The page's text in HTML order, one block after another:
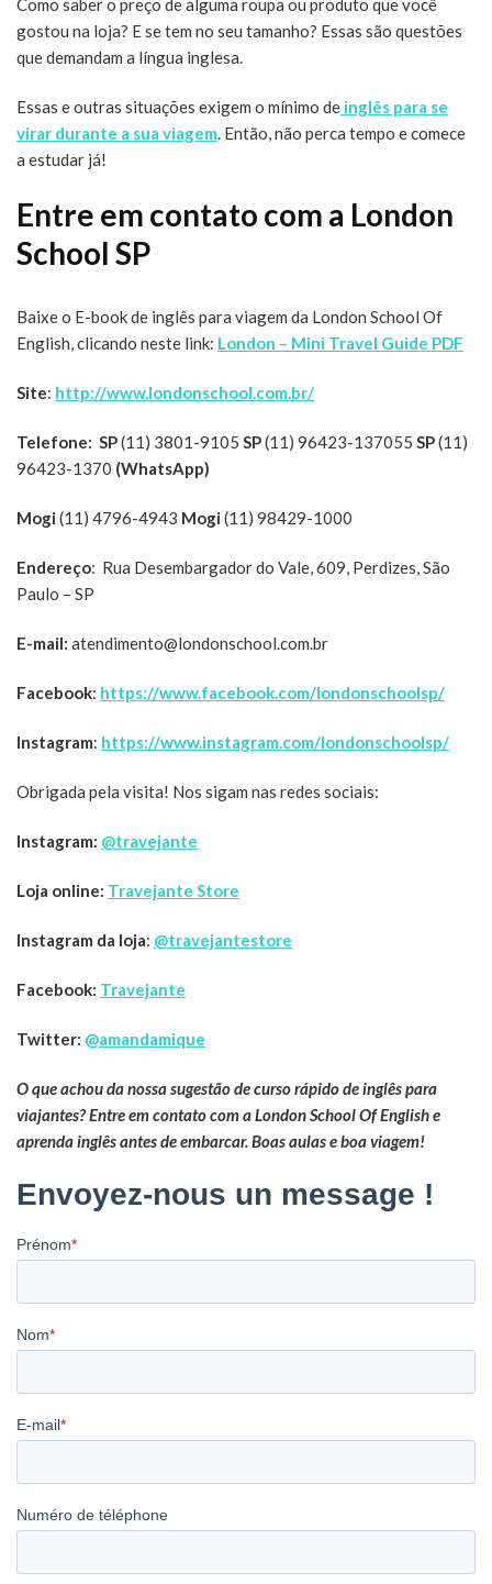
Como saber o preço de alguma roupa ou produto que você
gostou na loja? E se tem no seu tamanho? Essas são questões
que demandam a língua inglesa.
Essas e outras situações exigem o mínimo de inglês para se
virar durante a sua viagem. Então, não perca tempo e comece
a estudar já!
Entre em contato com a London
School SP
Baixe o E-book de inglês para viagem da London School Of
English, clicando neste link: London – Mini Travel Guide PDF
Site: http://www.londonschool.com.br/
Telefone: SP(11) 3801-9105 SP(11) 96423-137055 SP(11)
96423-1370 (WhatsApp)
Mogi (11) 4796-4943 Mogi (11) 98429-1000
Endereço: Rua Desembargador do Vale, 609, Perdizes, São
Paulo – SP
E-mail: atendimento@londonschool.com.br
Facebook: https://www.facebook.com/londonschoolsp/
Instagram: https://www.instagram.com/londonschoolsp/
Obrigada pela visita! Nos sigam nas redes sociais:
Instagram: @travejante
Loja online: Travejante Store
Instagram da loja: @travejantestore
Facebook: Travejante
Twitter: @amandamique
O que achou da nossa sugestão de curso rápido de inglês para
viajantes? Entre em contato com a London School Of English e
aprenda inglês antes de embarcar. Boas aulas e boa viagem!